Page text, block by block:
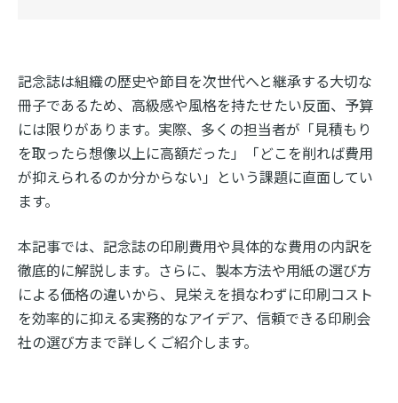
記念誌は組織の歴史や節目を次世代へと継承する大切な
冊子であるため、高級感や風格を持たせたい反面、予算
には限りがあります。実際、多くの担当者が「見積もり
を取ったら想像以上に高額だった」「どこを削れば費用
が抑えられるのか分からない」という課題に直面してい
ます。
本記事では、記念誌の印刷費用や具体的な費用の内訳を
徹底的に解説します。さらに、製本方法や用紙の選び方
による価格の違いから、見栄えを損なわずに印刷コスト
を効率的に抑える実務的なアイデア、信頼できる印刷会
社の選び方まで詳しくご紹介します。